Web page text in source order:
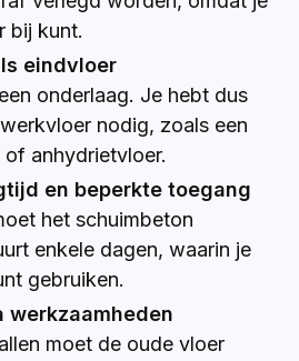
bij kunt.
eindvloer
onderlaag. Je hebt dus
nodig, zoals een
anhydrietvloer.
en beperkte toegang
het schuimbeton
enkele dagen, waarin je
gebruiken.
werkzaamheden
moet de oude vloer